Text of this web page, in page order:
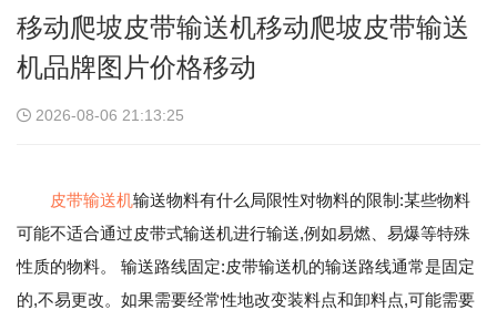
移动爬坡皮带输送机移动爬坡皮带输送
机品牌图片价格移动
2026-08-06 21:13:25
皮带输送机输送物料有什么局限性对物料的限制:某些物料
可能不适合通过皮带式输送机进行输送,例如易燃、易爆等特殊
性质的物料。 输送路线固定:皮带输送机的输送路线通常是固定
的,不易更改。如果需要经常性地改变装料点和卸料点,可能需要